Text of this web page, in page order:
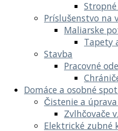
Príslušenstvo na
Maliarske
Tapety
Stavba
Pracovné
Domáce a osobné
Čistenie a
Zvlhčovače
Elektrické zubné